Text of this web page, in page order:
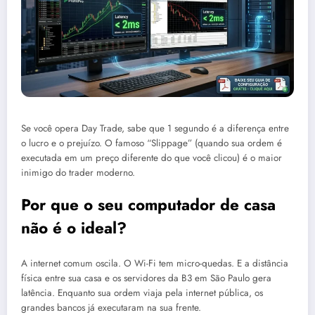
Se você opera Day Trade, sabe que 1 segundo é a diferença entre
o lucro e o prejuízo. O famoso “Slippage” (quando sua ordem é
executada em um preço diferente do que você clicou) é o maior
inimigo do trader moderno.
Por que o seu computador de casa
não é o ideal?
A internet comum oscila. O Wi-Fi tem micro-quedas. E a distância
física entre sua casa e os servidores da B3 em São Paulo gera
latência. Enquanto sua ordem viaja pela internet pública, os
grandes bancos já executaram na sua frente.